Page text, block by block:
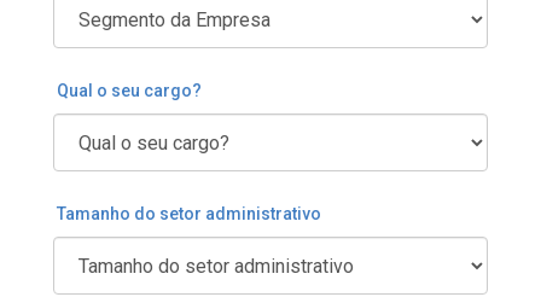
Qual o seu cargo?
Tamanho do setor administrativo